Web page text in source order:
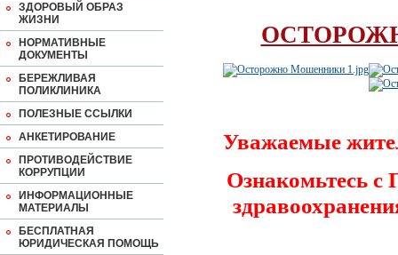
ЗДОРОВЫЙ ОБРАЗ
ЖИЗНИ
НОРМАТИВНЫЕ
ДОКУМЕНТЫ
БЕРЕЖЛИВАЯ
ПОЛИКЛИНИКА
ПОЛЕЗНЫЕ ССЫЛКИ
АНКЕТИРОВАНИЕ
ПРОТИВОДЕЙСТВИЕ
КОРРУПЦИИ
ИНФОРМАЦИОННЫЕ
МАТЕРИАЛЫ
БЕСПЛАТНАЯ
ЮРИДИЧЕСКАЯ ПОМОЩЬ
Уважаемые
Ознакомьтесь